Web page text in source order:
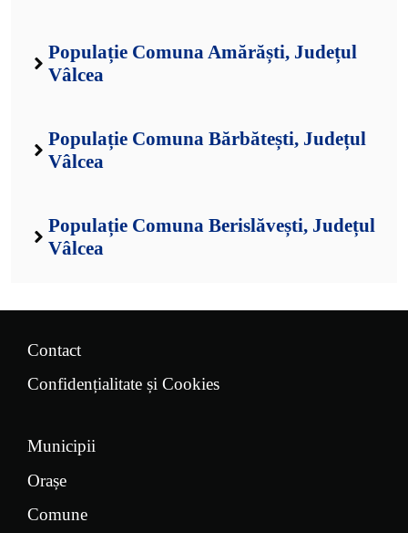
Populație Comuna Amărăști, Județul
Vâlcea
Populație Comuna Bărbătești, Județul
Vâlcea
Populație Comuna Berislăvești, Județul
Vâlcea
Contact
Confidențialitate și Cookies
Municipii
Orașe
Comune